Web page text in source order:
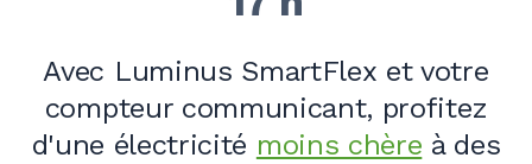
Avec Luminus SmartFlex et votre
compteur communicant, profitez
d'une électricité moins chère à des